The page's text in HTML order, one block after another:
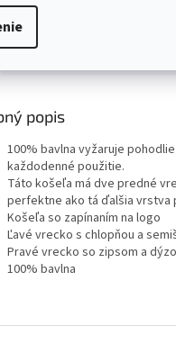
popis
100% bavlna vyžaruje
každodenné použitie.
Táto košeľa má dve predné
perfektne ako tá ďalšia vrstva
Košeľa so zapínaním na logo
Ľavé vrecko s chlopňou a
Pravé vrecko so zipsom a
100% bavlna